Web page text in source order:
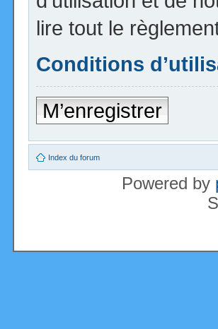
lire tout le
Conditions
M’enregistrer
Index du forum
Powered by